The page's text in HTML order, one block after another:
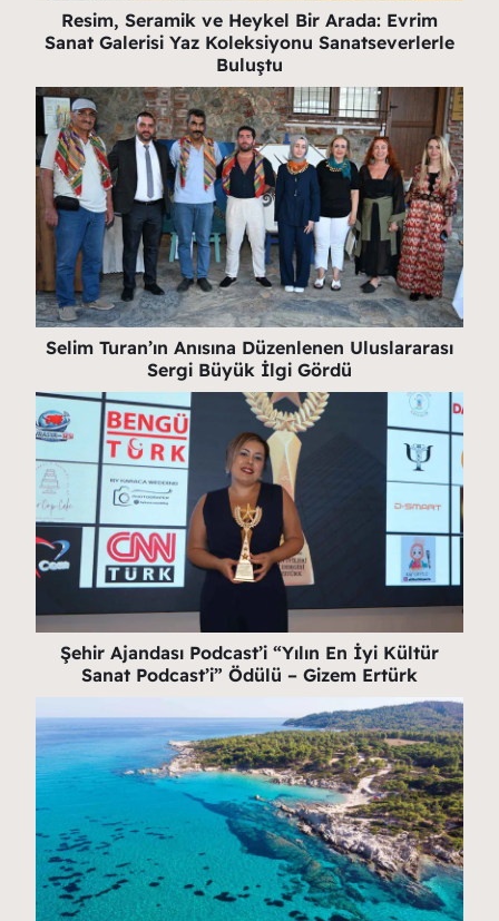
Resim, Seramik ve Heykel Bir Arada: Evrim
Sanat Galerisi Yaz Koleksiyonu Sanatseverlerle
Buluştu
Selim Turan’ın Anısına Düzenlenen Uluslararası
Sergi Büyük İlgi Gördü
Şehir Ajandası Podcast’i “Yılın En İyi Kültür
Sanat Podcast’i” Ödülü – Gizem Ertürk